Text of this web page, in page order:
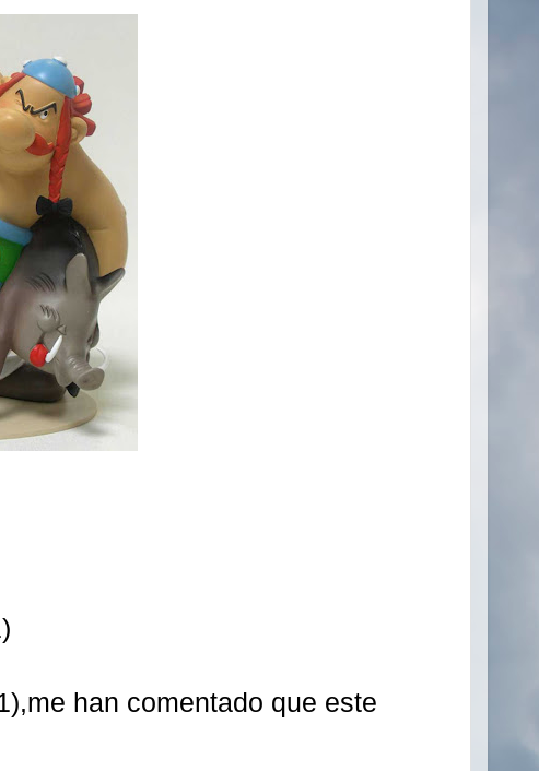
han comentado que este